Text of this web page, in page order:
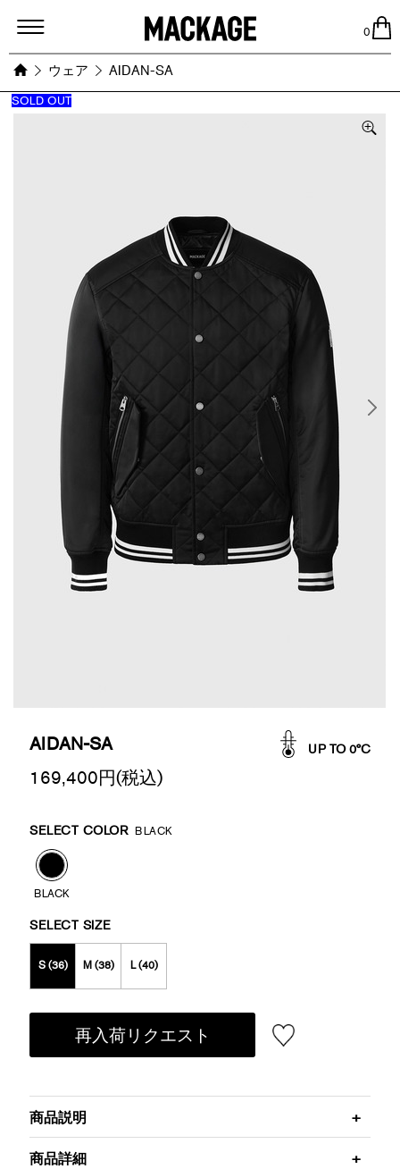
MACKAGE
0
ウェア AIDAN-SA
SOLD OUT
AIDAN-SA UP TO 0°C
169,400円(税込)
Variations
SELECT COLOR BLACK
BLACK
SELECT SIZE
S (36) M (38) L (40)
再入荷リクエスト
商品説明
商品詳細